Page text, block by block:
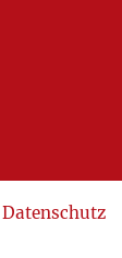
Datenschutz